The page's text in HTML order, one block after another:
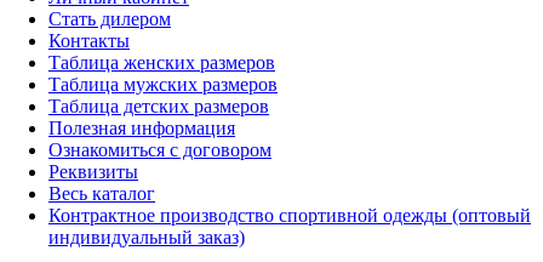
Стать дилером
Контакты
Таблица женских размеров
Таблица мужских размеров
Таблица детских размеров
Полезная информация
Ознакомиться с договором
Реквизиты
Весь каталог
Контрактное производство спортивной одежды (оптовый
индивидуальный заказ)